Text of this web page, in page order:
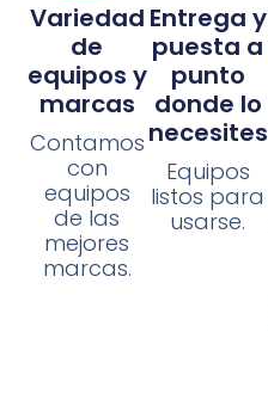
Variedad
de
equipos y
marcas
Contamos
con
equipos
de las
mejores
marcas.
Entrega y
puesta a
punto
donde lo
necesites
Equipos
listos para
usarse.